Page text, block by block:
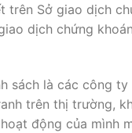
trên Sở giao dịch
dịch chứng
sách là các công
trên thị trường,
động của mình